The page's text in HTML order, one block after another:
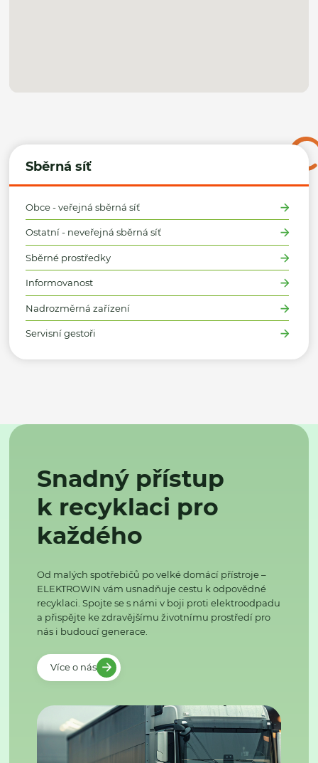
Sběrná síť
Obce - veřejná sběrná síť
Ostatní - neveřejná sběrná síť
Sběrné prostředky
Informovanost
Nadrozměrná zařízení
Servisní gestoři
Snadný přístup
k recyklaci pro
každého
Od malých spotřebičů po velké domácí přístroje –
ELEKTROWIN vám usnadňuje cestu k odpovědné
recyklaci. Spojte se s námi v boji proti elektroodpadu
a přispějte ke zdravějšímu životnímu prostředí pro
nás i budoucí generace.
Více o nás